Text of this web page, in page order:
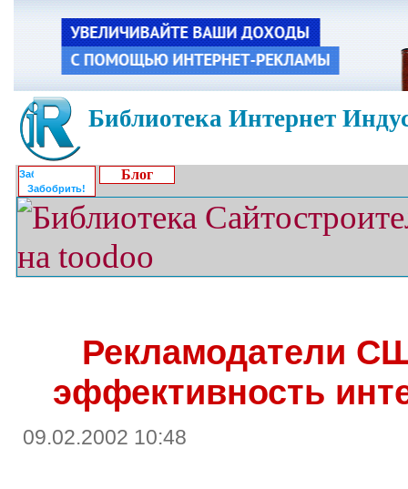
Библиотека Интернет
Забобрить!
Блог
Рекламодатели
эффективность
09.02.2002 10:48